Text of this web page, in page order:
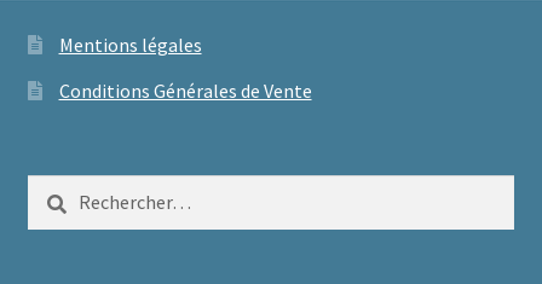
Mentions légales
Conditions Générales de Vente